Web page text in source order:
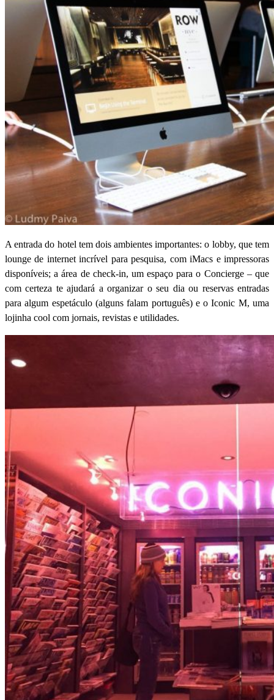
A entrada do hotel tem dois ambientes importantes: o lobby, que tem
lounge de internet incrível para pesquisa, com iMacs e impressoras
disponíveis; a área de check-in, um espaço para o Concierge – que
com certeza te ajudará a organizar o seu dia ou reservas entradas
para algum espetáculo (alguns falam português) e o Iconic M, uma
lojinha cool com jornais, revistas e utilidades.